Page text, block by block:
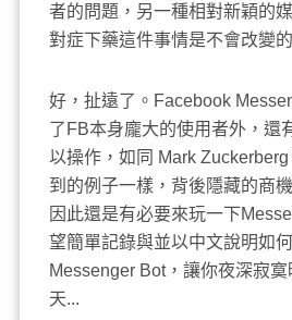
者的問題，另一種相對新穎的
對症下藥這件事情是不會改變的
好，扯遠了。Facebook
了FB本身龐大的使用者外，還
以操作，如同 Mark
到的例子一樣，背後隱藏的商
因此還是有必要來玩一下
望簡單記錄與並以中文說明如
Messenger Bot，讓你夜深寂
天...